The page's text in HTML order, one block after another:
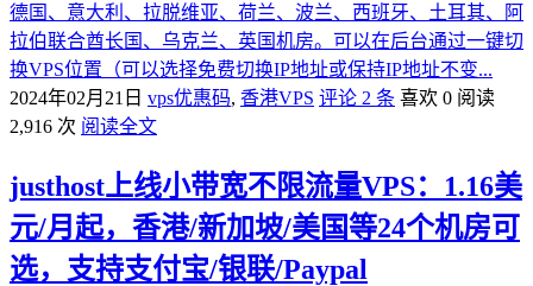
德国、意大利、拉脱维亚、荷兰、波兰、西班牙、土耳其、阿
拉伯联合酋长国、乌克兰、英国机房。可以在后台通过一键切
换VPS位置（可以选择免费切换IP地址或保持IP地址不变...
2024年02月21日 vps优惠码, 香港VPS 评论 2 条 喜欢 0 阅读
2,916 次 阅读全文
justhost上线小带宽不限流量VPS：1.16美
元/月起，香港/新加坡/美国等24个机房可
选，支持支付宝/银联/Paypal